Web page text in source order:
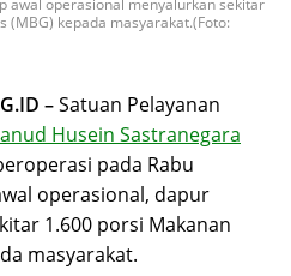
awal operasional menyalurkan sekitar
(MBG) kepada masyarakat.(Foto:
–Satuan Pelayanan
Husein Sastranegara
pada Rabu
operasional, dapur
1.600 porsi Makanan
masyarakat.